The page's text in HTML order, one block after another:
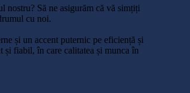
nostru? Să ne asigurăm că vă simțiți
cu noi.
și un accent puternic pe eficiență și
și fiabil, în care calitatea și munca în